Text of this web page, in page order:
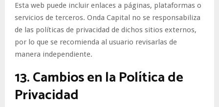
Esta web puede incluir enlaces a páginas, plataformas o
servicios de terceros. Onda Capital no se responsabiliza
de las políticas de privacidad de dichos sitios externos,
por lo que se recomienda al usuario revisarlas de
manera independiente.
13. Cambios en la Política de
Privacidad